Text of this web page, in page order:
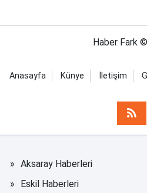
Haber Fark
Anasayfa Künye İletişim
Aksaray Haberleri
Eskil Haberleri